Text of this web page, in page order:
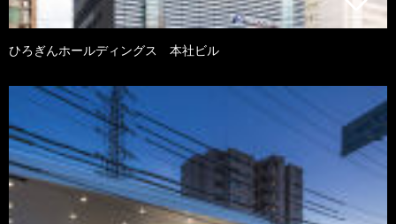
ひろぎんホールディングス 本社ビル